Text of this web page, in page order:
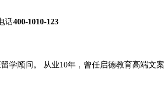
话400-1010-123
学顾问。 从业10年，曾任启德教育高端文